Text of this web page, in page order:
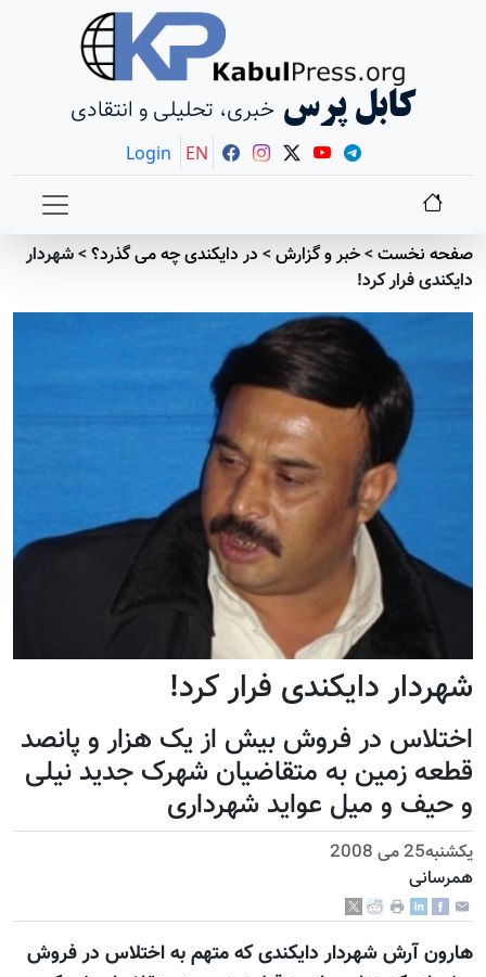
کابل پرس خبری، تحلیلی و انتقادی
Login EN
صفحه نخست>خبر و گزارش> در دايکندی چه می گذرد؟>شهردار
دايکندی فرار کرد!
شهردار دايکندی فرار کرد!
اختلاس در فروش بیش از یک هزار و پانصد
قطعه زمین به متقاضیان شهرک جدید نیلی
و حیف و میل عواید شهرداری
يكشنبه25 می 2008
همرسانی
هارون آرش شهردار دايکندی که متهم به اختلاس در فروش